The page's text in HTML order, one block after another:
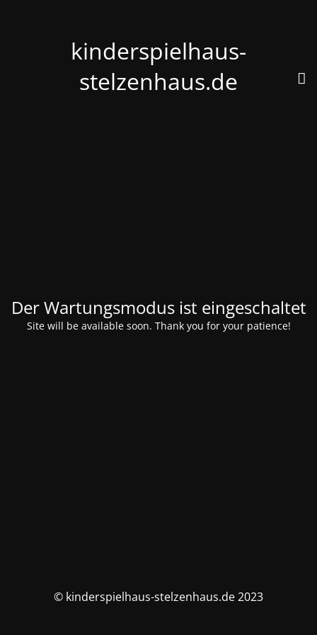
kinderspielhaus-
stelzenhaus.de
Der Wartungsmodus ist eingeschaltet
Site will be available soon. Thank you for your patience!
© kinderspielhaus-stelzenhaus.de 2023